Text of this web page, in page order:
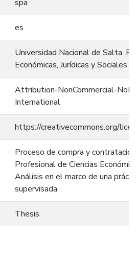
spa
es
Universidad Nacional de Salta.
Económicas, Jurídicas y Sociales
Attribution-NonCommercial-
International
https://creativecommons.org/
Proceso de compra y
Profesional de Ciencias
Análisis en el marco de una
supervisada
Thesis